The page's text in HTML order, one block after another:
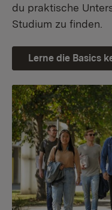
du praktische
Studium zu finden.
Lerne die Basics